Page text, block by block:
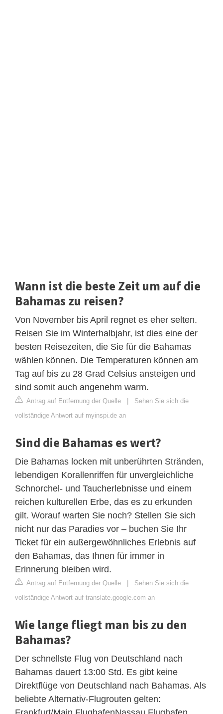
Wann ist die beste Zeit um auf die
Bahamas zu reisen?
Von November bis April regnet es eher selten.
Reisen Sie im Winterhalbjahr, ist dies eine der
besten Reisezeiten, die Sie für die Bahamas
wählen können. Die Temperaturen können am
Tag auf bis zu 28 Grad Celsius ansteigen und
sind somit auch angenehm warm.
Antrag auf Entfernung der Quelle | Sehen Sie sich die
vollständige Antwort auf myinspi.de an
Sind die Bahamas es wert?
Die Bahamas locken mit unberührten Stränden,
lebendigen Korallenriffen für unvergleichliche
Schnorchel- und Taucherlebnisse und einem
reichen kulturellen Erbe, das es zu erkunden
gilt. Worauf warten Sie noch? Stellen Sie sich
nicht nur das Paradies vor – buchen Sie Ihr
Ticket für ein außergewöhnliches Erlebnis auf
den Bahamas, das Ihnen für immer in
Erinnerung bleiben wird.
Antrag auf Entfernung der Quelle | Sehen Sie sich die
vollständige Antwort auf translate.google.com an
Wie lange fliegt man bis zu den
Bahamas?
Der schnellste Flug von Deutschland nach
Bahamas dauert 13:00 Std. Es gibt keine
Direktflüge von Deutschland nach Bahamas. Als
beliebte Alternativ-Flugrouten gelten: